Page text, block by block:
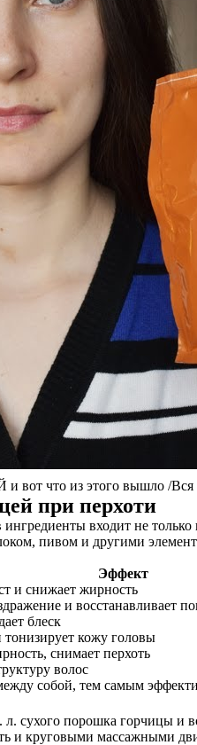
вот что из этого вышло /
при перхоти
ингредиенты входит не
пивом и другими
Эффект
и снижает жирность
и восстанавливает
блеск
тонизирует кожу головы
снимает перхоть
волос
собой, тем самым
сухого порошка горчицы и
и круговыми массажными